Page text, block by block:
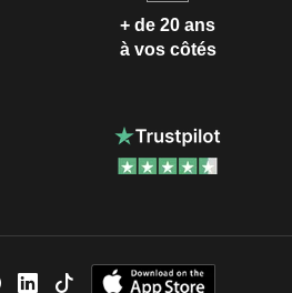
+ de 20 ans
à vos côtés